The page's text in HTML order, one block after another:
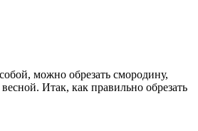
можно обрезать смородину,
Итак, как правильно обрезать